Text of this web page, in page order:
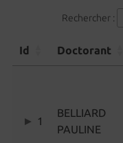
Rechercher :
Id Doctorant
1
BELLIARD
PAULINE